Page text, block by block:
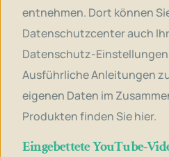
entnehmen. Dort können
Datenschutzcenter auch
Datenschutz-
Ausführliche Anleitungen
eigenen Daten im
Produktenfinden Sie hier.
Eingebettete YouTube-